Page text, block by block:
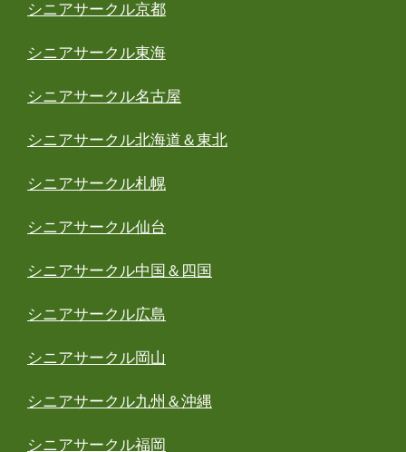
シニアサークル京都
シニアサークル東海
シニアサークル名古屋
シニアサークル北海道＆東北
シニアサークル札幌
シニアサークル仙台
シニアサークル中国＆四国
シニアサークル広島
シニアサークル岡山
シニアサークル九州＆沖縄
シニアサークル福岡